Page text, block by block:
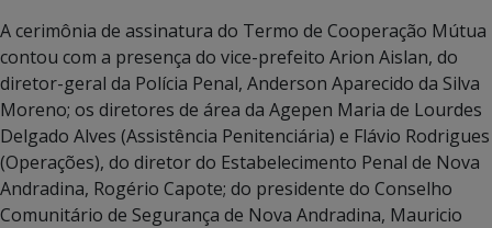
A cerimônia de assinatura do Termo de Cooperação Mútua
contou com a presença do vice-prefeito Arion Aislan, do
diretor-geral da Polícia Penal, Anderson Aparecido da Silva
Moreno; os diretores de área da Agepen Maria de Lourdes
Delgado Alves (Assistência Penitenciária) e Flávio Rodrigues
(Operações), do diretor do Estabelecimento Penal de Nova
Andradina, Rogério Capote; do presidente do Conselho
Comunitário de Segurança de Nova Andradina, Mauricio